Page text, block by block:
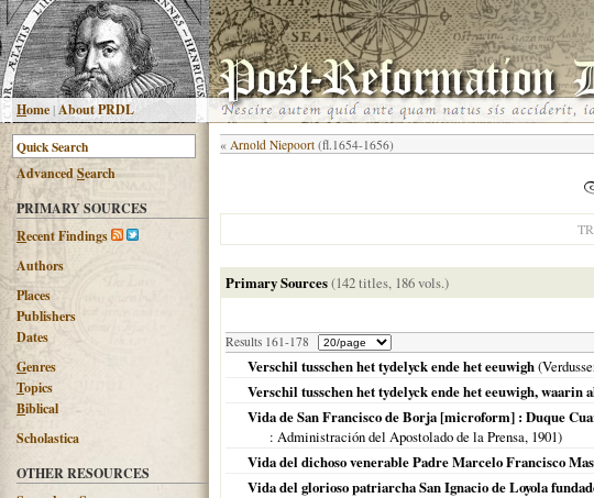
Home|About PRDL
AdvancedSearch
PRIMARY SOURCES
Recent Findings
Authors
Places
Publishers
Dates
Genres
Topics
Biblical
Scholastica
OTHER RESOURCES
« Arnold Niepoort (fl.1654-1656)
Primary Sources(142 titles, 186 vols.)
Results 161-178
Verschil tusschen het tydelyck ende het eeuwigh
Verschil tusschen het tydelyck ende het eeuwigh, waarin
Vida de San Francisco de Borja [microform] : Duque
: Administración del Apostolado de la Prensa, 1901)
Vida del dichoso venerable Padre Marcelo Francisco
Vida del glorioso patriarcha San Ignacio de Loyola